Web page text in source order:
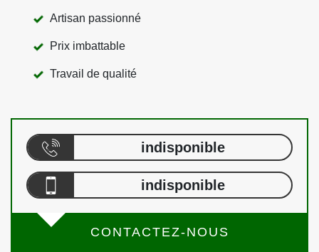
Artisan passionné
Prix imbattable
Travail de qualité
indisponible
indisponible
CONTACTEZ-NOUS